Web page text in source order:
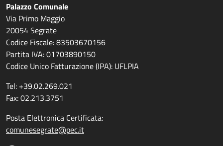
Palazzo Comunale
Via Primo Maggio
20054 Segrate
Codice Fiscale: 83503670156
Partita IVA: 01703890150
Codice Unico Fatturazione (IPA): UFLPIA
Tel: +39.02.269.021
Fax: 02.213.3751
Posta Elettronica Certificata:
comunesegrate@pec.it